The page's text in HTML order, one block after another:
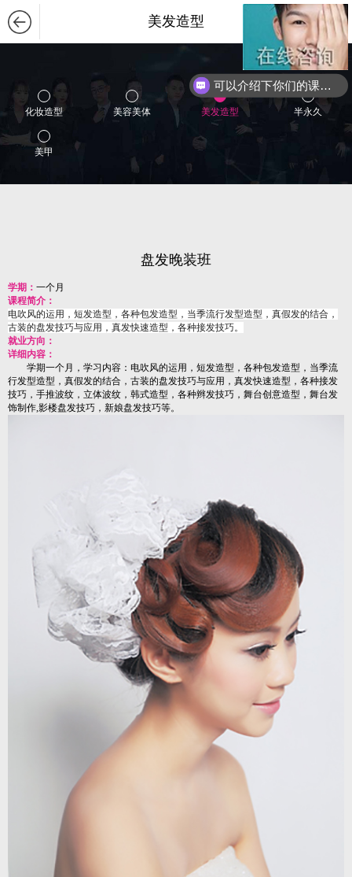
美发造型
化妆造型 美容美体 美发造型 半永久
美甲
盘发晚装班
学期： 一个月
课程简介：
电吹风的运用，短发造型，各种包发造型，当季流行发型造型，真假发的结合，
古装的盘发技巧与应用，真发快速造型，各种接发技巧。
就业方向：
详细内容：
学期一个月，学习内容：电吹风的运用，短发造型，各种包发造型，当季流
行发型造型，真假发的结合，古装的盘发技巧与应用，真发快速造型，各种接发
技巧，手推波纹，立体波纹，韩式造型，各种辫发技巧，舞台创意造型，舞台发
饰制作,影楼盘发技巧，新娘盘发技巧等。
可以介绍下你们的课程么？